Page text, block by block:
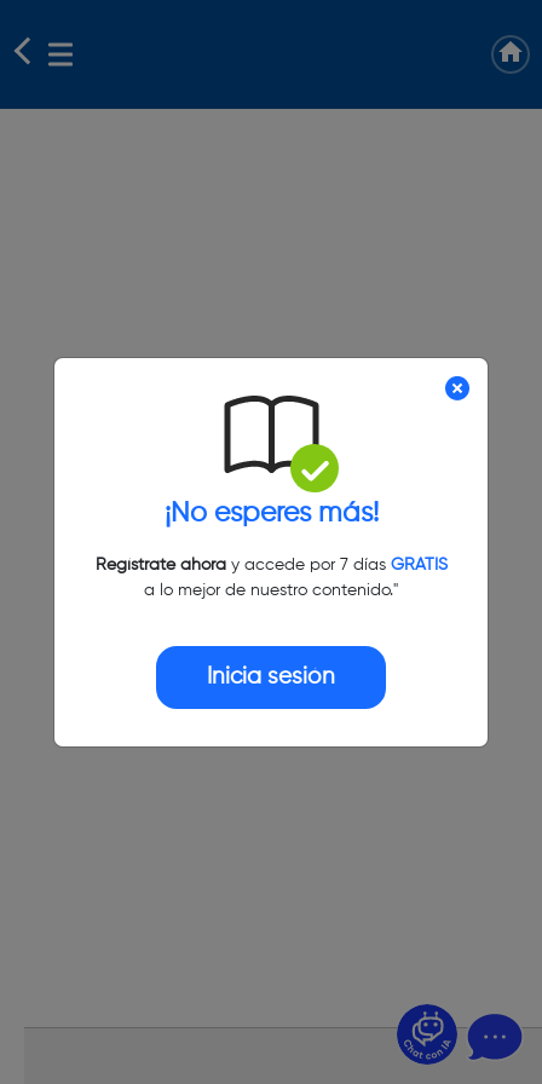
¡No esperes más!
Regístrate ahoray accede por 7 días GRATIS
a lo mejor de nuestro contenido."
Inicia sesión